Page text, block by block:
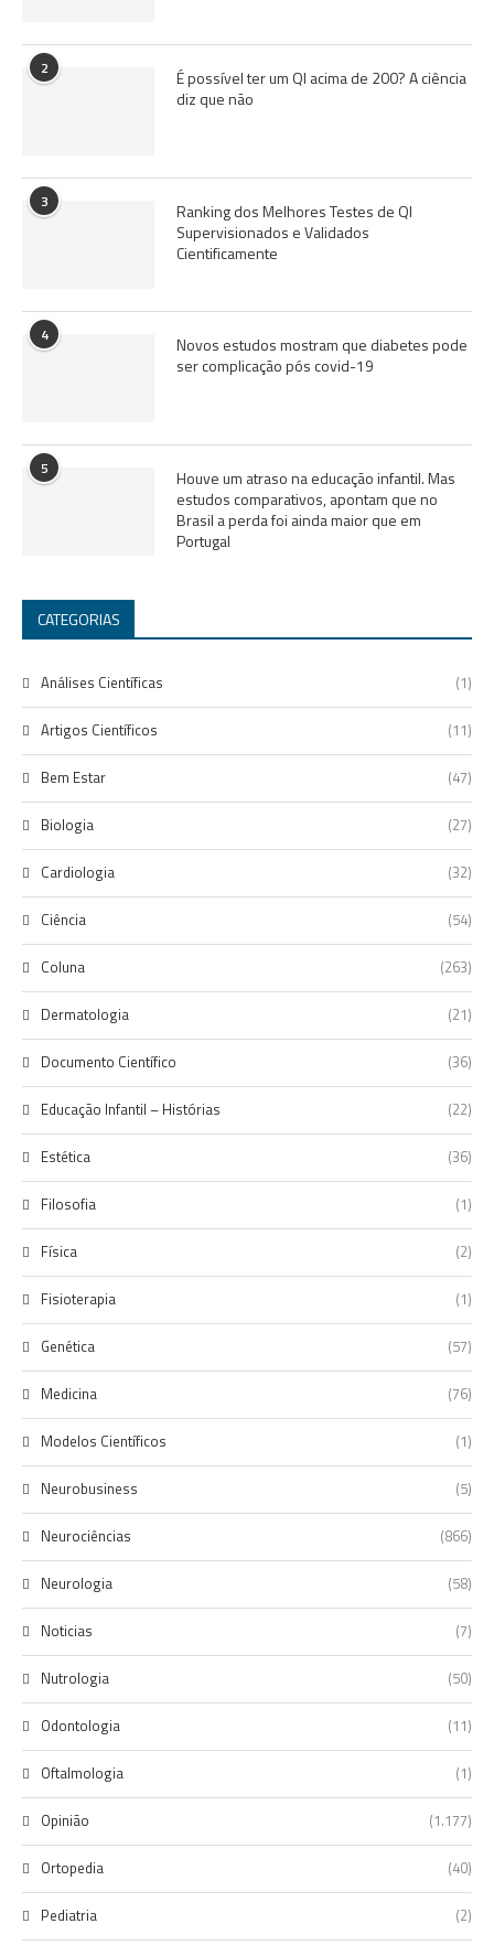
2
É possível ter um QI acima de 200? A ciência
diz que não
3
Ranking dos Melhores Testes de QI
Supervisionados e Validados
Cientificamente
4
Novos estudos mostram que diabetes pode
ser complicação pós covid-19
5
Houve um atraso na educação infantil. Mas
estudos comparativos, apontam que no
Brasil a perda foi ainda maior que em
Portugal
CATEGORIAS
Análises Científicas (1)
Artigos Científicos (11)
Bem Estar (47)
Biologia (27)
Cardiologia (32)
Ciência (54)
Coluna (263)
Dermatologia (21)
Documento Científico (36)
Educação Infantil – Histórias (22)
Estética (36)
Filosofia (1)
Física (2)
Fisioterapia (1)
Genética (57)
Medicina (76)
Modelos Científicos (1)
Neurobusiness (5)
Neurociências (866)
Neurologia (58)
Noticias (7)
Nutrologia (50)
Odontologia (11)
Oftalmologia (1)
Opinião (1.177)
Ortopedia (40)
Pediatria (2)